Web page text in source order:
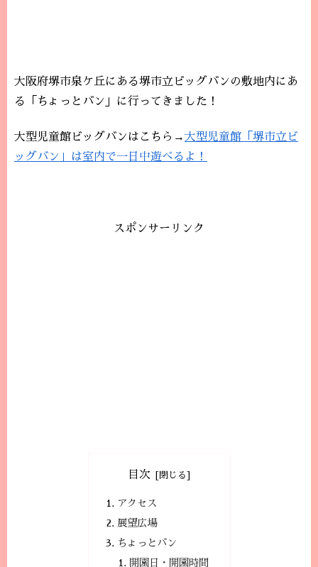
大阪府堺市泉ケ丘にある堺市立ビッグバンの敷地内にあ
る「ちょっとバン」に行ってきました！
大型児童館ビッグバンはこちら→大型児童館「堺市立ビ
ッグバン」は室内で一日中遊べるよ！
スポンサーリンク
目次
アクセス
展望広場
ちょっとバン
開園日・開園時間